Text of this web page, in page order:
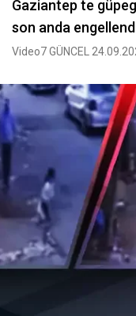
Gaziantep te
son anda
Video7 GÜNCEL